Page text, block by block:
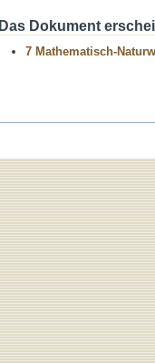
Das Dokument
7 Mathematisch-